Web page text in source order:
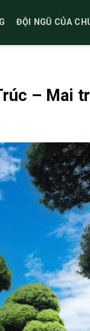
ĐỘI NGŨ CỦA
– Mai